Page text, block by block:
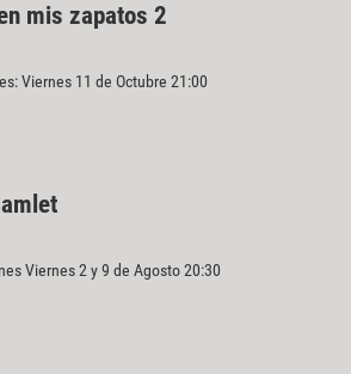
mis zapatos 2
Viernes 11 de Octubre 21:00
Viernes 2 y 9 de Agosto 20:30